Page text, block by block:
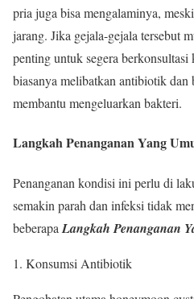
pria juga bisa mengalaminya,
jarang. Jika gejala-gejala tersebut
penting untuk segera berkonsultasi
biasanya melibatkan antibiotik
membantu mengeluarkan bakteri.
Langkah Penanganan Yang
Penanganan kondisi ini perlu di
semakin parah dan infeksi tidak
beberapa Langkah Penanganan
Konsumsi Antibiotik